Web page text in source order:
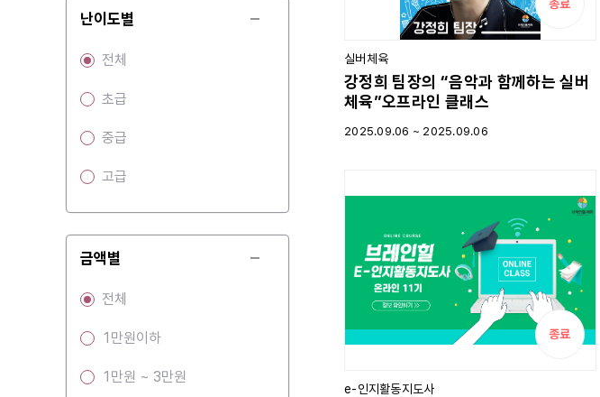
난이도별
전체
초급
중급
고급
금액별
전체
1만원이하
1만원 ~ 3만원
종료
실버체육
강정희 팀장의 “음악과 함께하는 실버
체육”오프라인 클래스
2025.09.06 ~ 2025.09.06
종료
e-인지활동지도사